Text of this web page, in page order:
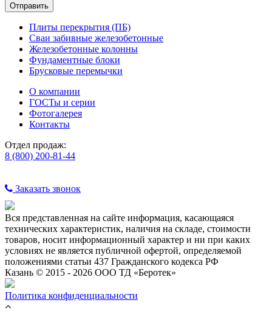
Плиты перекрытия (ПБ)
Сваи забивные железобетонные
Железобетонные колонны
Фундаментные блоки
Брусковые перемычки
О компании
ГОСТы и серии
Фотогалерея
Контакты
Отдел продаж:
8 (800) 200-81-44
Заказать звонок
Вся представленная на сайте информация, касающаяся
технических характеристик, наличия на складе, стоимости
товаров, носит информационный характер и ни при каких
условиях не является публичной офертой, определяемой
положениями статьи 437 Гражданского кодекса РФ
Казань © 2015 - 2026 ООО ТД «Беротек»
Политика конфиденциальности